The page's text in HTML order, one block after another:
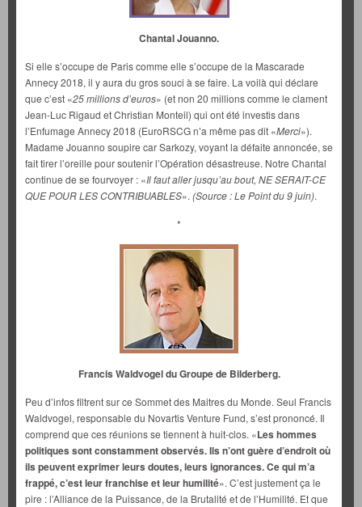
Chantal Jouanno.
Si elle s’occupe de Paris comme elle s’occupe de la Mascarade
Annecy 2018, il y aura du gros souci à se faire. La voilà qui déclare
que c’est «25 millions d’euros» (et non 20 millions comme le clament
Jean-Luc Rigaud et Christian Monteil) qui ont été investis dans
l’Enfumage Annecy 2018 (EuroRSCG n’a même pas dit «Merci»).
Madame Jouanno soupire car Sarkozy, voyant la défaite annoncée, se
fait tirer l’oreille pour soutenir l’Opération désastreuse. Notre Chantal
continue de se fourvoyer : «Il faut aller jusqu’au bout, NE SERAIT-CE
QUE POUR LES CONTRIBUABLES». (Source : Le Point du 9 juin).
*
Francis Waldvogel du Groupe de Bilderberg.
Peu d’infos filtrent sur ce Sommet des Maitres du Monde. Seul Francis
Waldvogel, responsable du Novartis Venture Fund, s’est prononcé. Il
comprend que ces réunions se tiennent à huit-clos. «Les hommes
politiques sont constamment observés. Ils n’ont guère d’endroit où
ils peuvent exprimer leurs doutes, leurs ignorances. Ce qui m’a
frappé, c’est leur franchise et leur humilité». C’est justement ça le
pire : l’Alliance de la Puissance, de la Brutalité et de l’Humilité. Et que